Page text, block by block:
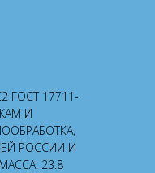
ГОСТ 17711-
И
РОССИИ И
23.8